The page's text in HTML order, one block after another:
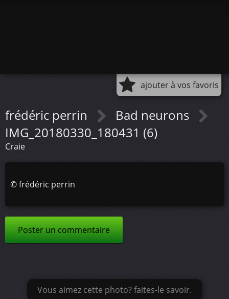
ajouter à vos favoris
frédéric perrin
Bad neurons
IMG_20180330_180431 (6)
Craie
©frédéric perrin
Poster un commentaire
Vous aimez cette photo? faites-le savoir.